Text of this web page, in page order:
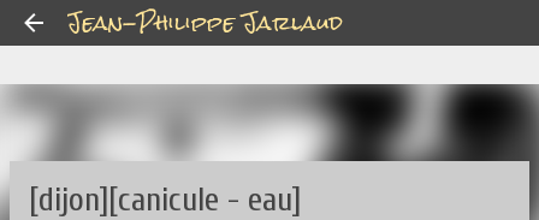
Accéder au contenu principal
Jean-Philippe Jarlaud
[dijon][canicule - eau]